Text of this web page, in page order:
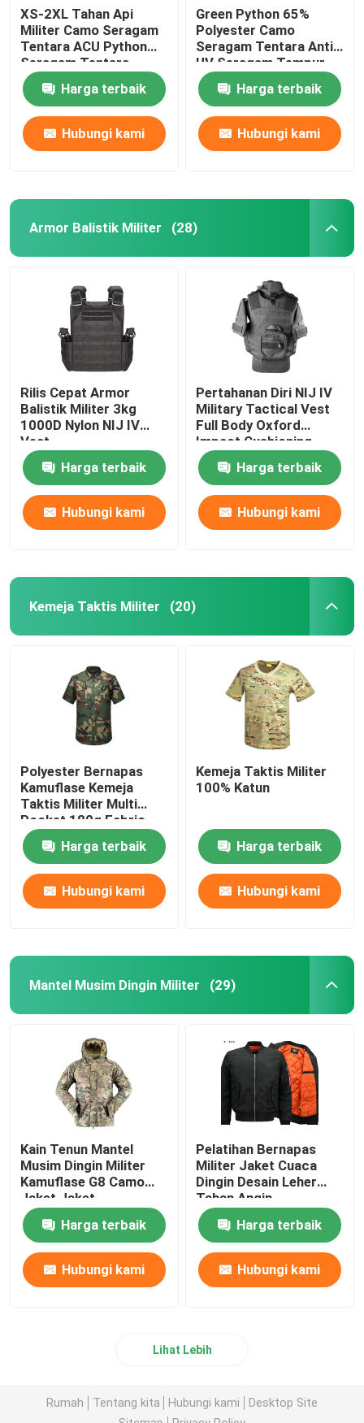
XS-2XL Tahan Api
Militer Camo Seragam
Tentara ACU Python
Seragam Tentara
Gurun
Harga terbaik
Hubungi kami
Green Python 65%
Polyester Camo
Seragam Tentara Anti
UV Seragam Tempur
Militer
Harga terbaik
Hubungi kami
Armor Balistik Militer (28)
Rilis Cepat Armor
Balistik Militer 3kg
1000D Nylon NIJ IV
Vest
Harga terbaik
Hubungi kami
Pertahanan Diri NIJ IV
Military Tactical Vest
Full Body Oxford
Impact Cushioning
Harga terbaik
Hubungi kami
Kemeja Taktis Militer (20)
Polyester Bernapas
Kamuflase Kemeja
Taktis Militer Multi
Pocket 180g Fabric
Harga terbaik
Hubungi kami
Kemeja Taktis Militer
100% Katun
Harga terbaik
Hubungi kami
Mantel Musim Dingin Militer (29)
Kain Tenun Mantel
Musim Dingin Militer
Kamuflase G8 Camo
Jaket Jaket
Harga terbaik
Hubungi kami
Pelatihan Bernapas
Militer Jaket Cuaca
Dingin Desain Leher
Tahan Angin
Harga terbaik
Hubungi kami
Lihat Lebih
Rumah Tentang kita Hubungi kami
Desktop Site